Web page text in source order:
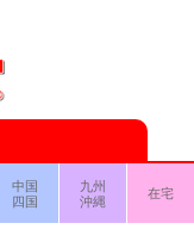
中国
四国
九州
沖縄
在宅